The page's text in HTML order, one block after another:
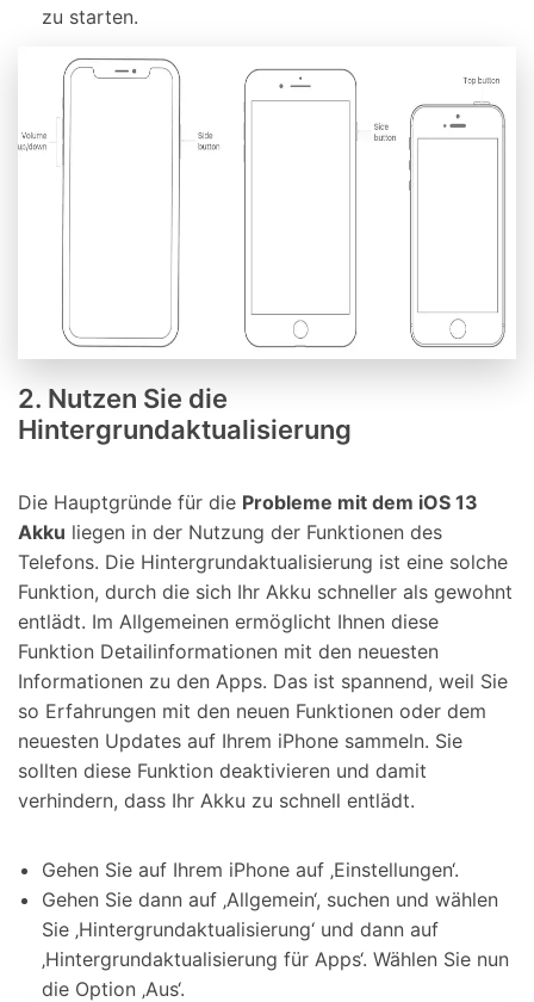
zu starten.
2. Nutzen Sie die
Hintergrundaktualisierung
Die Hauptgründe für die Probleme mit dem iOS 13
Akku liegen in der Nutzung der Funktionen des
Telefons. Die Hintergrundaktualisierung ist eine solche
Funktion, durch die sich Ihr Akku schneller als gewohnt
entlädt. Im Allgemeinen ermöglicht Ihnen diese
Funktion Detailinformationen mit den neuesten
Informationen zu den Apps. Das ist spannend, weil Sie
so Erfahrungen mit den neuen Funktionen oder dem
neuesten Updates auf Ihrem iPhone sammeln. Sie
sollten diese Funktion deaktivieren und damit
verhindern, dass Ihr Akku zu schnell entlädt.
Gehen Sie auf Ihrem iPhone auf ‚Einstellungen‘.
Gehen Sie dann auf ‚Allgemein‘, suchen und wählen
Sie ‚Hintergrundaktualisierung‘ und dann auf
‚Hintergrundaktualisierung für Apps‘. Wählen Sie nun
die Option ‚Aus‘.